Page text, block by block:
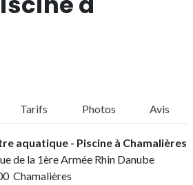
Tarifs Photos Avis
aquatique - Piscine à Chamalières
de la 1ère Armée Rhin Danube
Chamalières